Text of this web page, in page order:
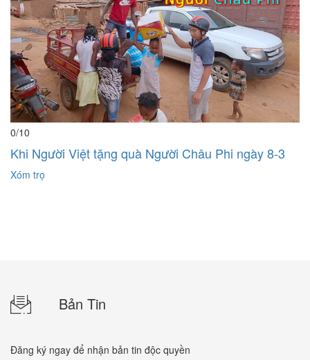
0/10
Khi Người Việt tặng quà Người Châu Phi ngày 8-3
Xóm trọ
Bản Tin
Đăng ký ngay để nhận bản tin độc quyền